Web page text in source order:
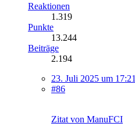
Reaktionen
1.319
Punkte
13.244
Beiträge
2.194
23. Juli 2025 um 17:21
#86
Zitat von ManuFCI